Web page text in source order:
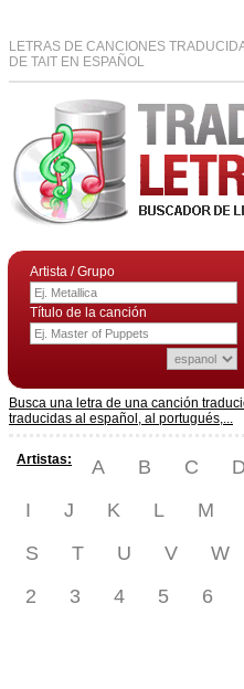
LETRAS DE CANCIONES
DE TAIT EN ESPAÑOL
Artista / Grupo
Título de la canción
Busca una letra de una canción
traducidas al español, al portugués,...
Artistas: A B C D
I
J K L M
S
T U V W
2
3 4 5 6